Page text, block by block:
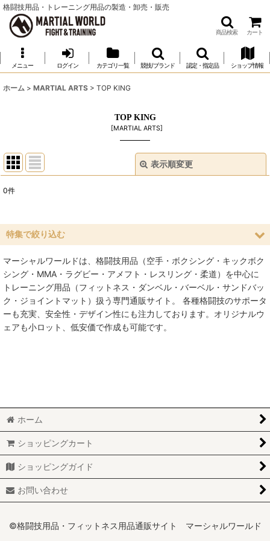
格闘技用品・トレーニング用品の製造・卸売・販売
商品検索 カート
メニュー ログイン カテゴリ一覧 競技/ブランド 認定・指定品 ショップ情報
ホーム > MARTIAL ARTS > TOP KING
TOP KING
[MARTIAL ARTS]
表示順変更
並び順:
絞り込む
0件
特集で絞り込む
空手
MMA総合格闘技
柔術
少林寺拳法
サンボ
レスリング
MARTIAL WORLD
マーシャルワールドは、格闘技用品（空手・ボクシング・キックボク
シング・MMA・ラグビー・アメフト・レスリング・柔道）を中心に
トレーニング用品（フィットネス・ダンベル・バーベル・サンドバッ
ク・ジョイントマット）扱う専門通販サイト。 各種格闘技のサポータ
ーも充実、安全性・デザイン性にも注力しております。オリジナルウ
ェアも小ロット、低安価で作成も可能です。
ホーム
ショッピングカート
ショッピングガイド
お問い合わせ
©格闘技用品・フィットネス用品通販サイト マーシャルワールド